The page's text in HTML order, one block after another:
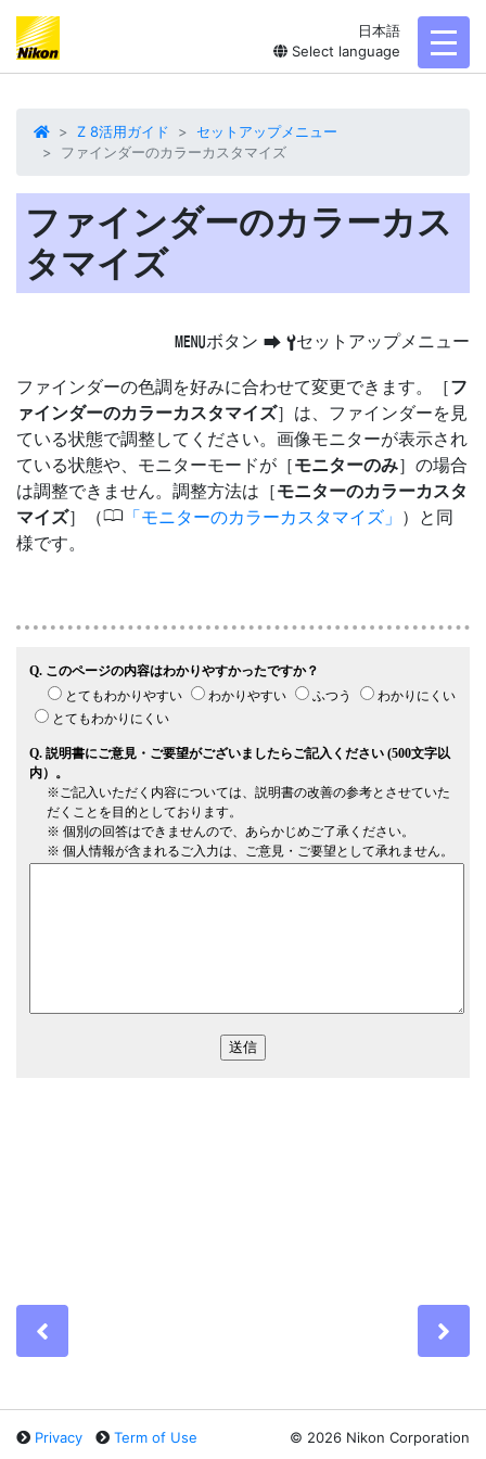
日本語
Select language
Z 8活用ガイド
セットアップメニュー
ファインダーのカラーカスタマイズ
ファインダーのカラーカス
タマイズ
Gボタン U Bセットアップメニュー
ファインダーの色調を好みに合わせて変更できます。［フ
ァインダーのカラーカスタマイズ］は、ファインダーを見
ている状態で調整してください。画像モニターが表示され
ている状態や、モニターモードが［モニターのみ］の場合
は調整できません。調整方法は［モニターのカラーカスタ
マイズ］（0 モニターのカラーカスタマイズ
）と同
様です。
Privacy Term of Use © 2026 Nikon Corporation